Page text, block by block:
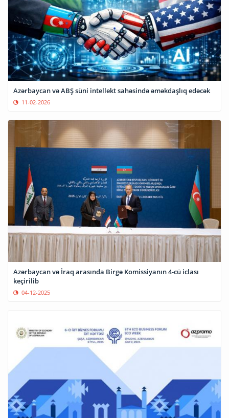
Azərbaycan və ABŞ süni intellekt sahəsində əməkdaşlıq edəcək
11-02-2026
Azərbaycan və İraq arasında Birgə Komissiyanın 4-cü iclası
keçirilib
04-12-2025